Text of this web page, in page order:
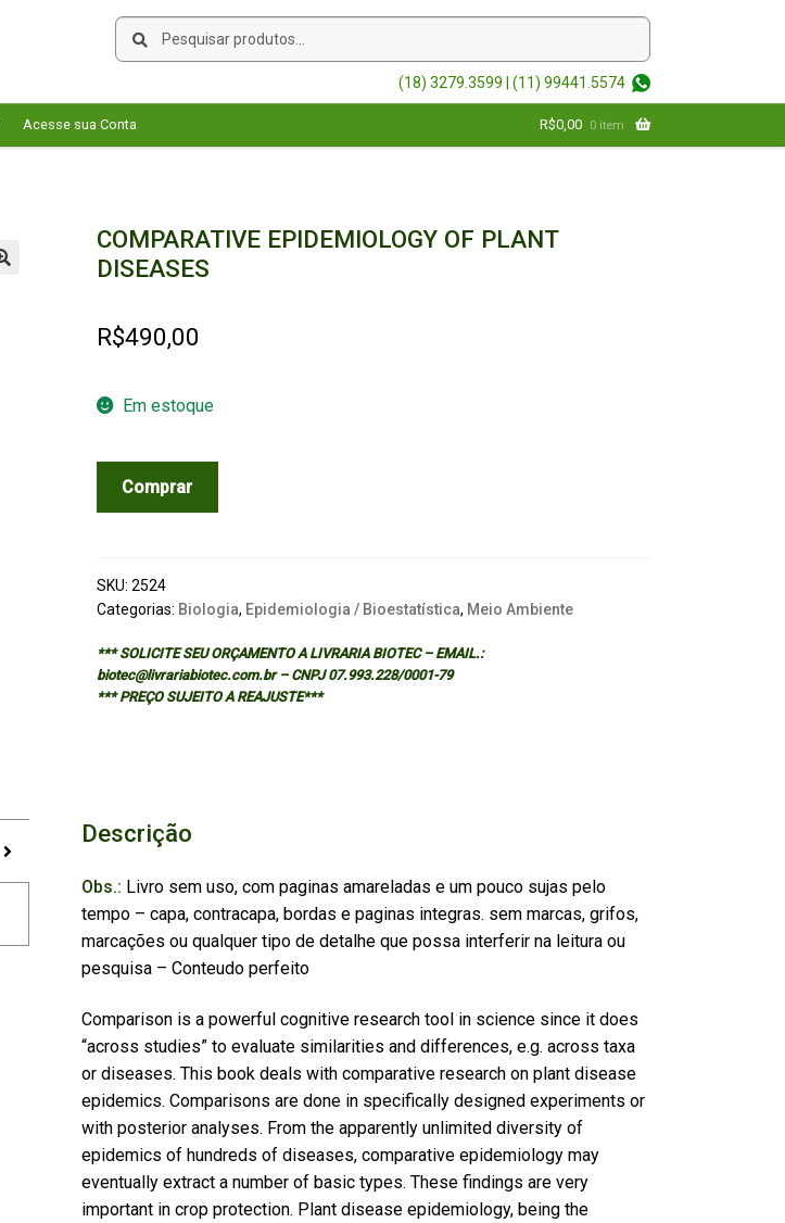
Pesquisar
Pesquisar
(18) 3279.3599 | (11) 99441.5574
Acesse sua Conta R$0,00 0 item
COMPARATIVE EPIDEMIOLOGY OF PLANT
DISEASES
R$490,00
Em estoque
EPIDEMIOLOGY
DISEASES
quantidade
Comprar
SKU: 2524
Categorias: Biologia, Epidemiologia / Bioestatística, Meio Ambiente
*** SOLICITE SEU ORÇAMENTO A LIVRARIA BIOTEC – EMAIL.:
biotec@livrariabiotec.com.br – CNPJ 07.993.228/0001-79
*** PREÇO SUJEITO A REAJUSTE***
Descrição
Obs.: Livro sem uso, com paginas amareladas e um pouco sujas pelo
tempo – capa, contracapa, bordas e paginas integras. sem marcas, grifos,
marcações ou qualquer tipo de detalhe que possa interferir na leitura ou
pesquisa – Conteudo perfeito
Comparison is a powerful cognitive research tool in science since it does
“across studies” to evaluate similarities and differences, e.g. across taxa
or diseases. This book deals with comparative research on plant disease
epidemics. Comparisons are done in specifically designed experiments or
with posterior analyses. From the apparently unlimited diversity of
epidemics of hundreds of diseases, comparative epidemiology may
eventually extract a number of basic types. These findings are very
important in crop protection. Plant disease epidemiology, being the